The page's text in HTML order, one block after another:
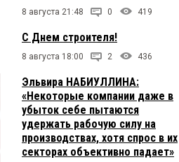
8 августа 21:48 0 419
С Днем строителя!
8 августа 18:00 2 436
Эльвира НАБИУЛЛИНА:
«Некоторые компании даже в
убыток себе пытаются
удержать рабочую силу на
производствах, хотя спрос в их
секторах объективно падает»